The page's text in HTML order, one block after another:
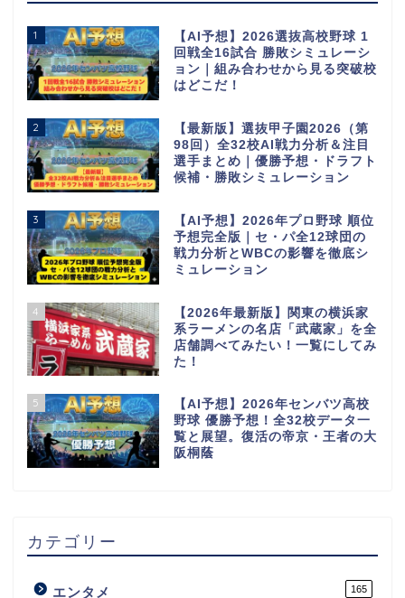
1
【AI予想】2026選抜高校野球 1
回戦全16試合 勝敗シミュレーシ
ョン｜組み合わせから見る突破校
はどこだ！
2
【最新版】選抜甲子園2026（第
98回）全32校AI戦力分析＆注目
選手まとめ｜優勝予想・ドラフト
候補・勝敗シミュレーション
3
【AI予想】2026年プロ野球 順位
予想完全版｜セ・パ全12球団の
戦力分析とWBCの影響を徹底シ
ミュレーション
4
【2026年最新版】関東の横浜家
系ラーメンの名店「武蔵家」を全
店舗調べてみたい！一覧にしてみ
た！
5
【AI予想】2026年センバツ高校
野球 優勝予想！全32校データ一
覧と展望。復活の帝京・王者の大
阪桐蔭
カテゴリー
エンタメ 165